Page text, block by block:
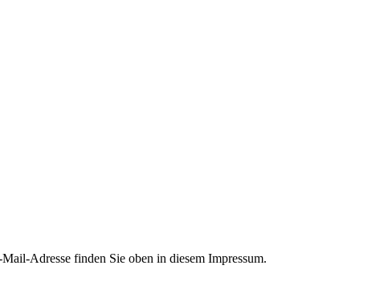
Adresse finden Sie oben in diesem Impressum.